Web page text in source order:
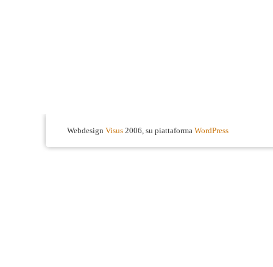
Webdesign Visus 2006, su piattaforma WordPress